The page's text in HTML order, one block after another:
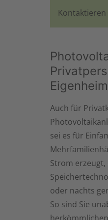
Auch für
sei es für
Strom
oder nachts
So sind Sie